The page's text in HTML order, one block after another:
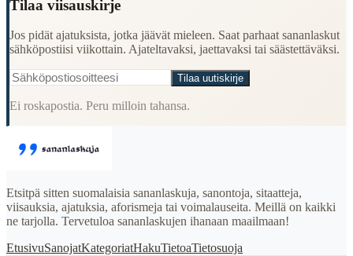
Tilaa viisauskirje
Jos pidät ajatuksista, jotka jäävät mieleen. Saat parhaat sananlaskut
sähköpostiisi viikottain. Ajateltavaksi, jaettavaksi tai säästettäväksi.
Tilaa uutiskirje
Ei roskapostia. Peru milloin tahansa.
Etsitpä sitten suomalaisia sananlaskuja, sanontoja, sitaatteja,
viisauksia, ajatuksia, aforismeja tai voimalauseita. Meillä on kaikki
ne tarjolla. Tervetuloa sananlaskujen ihanaan maailmaan!
EtusivuSanojatKategoriatHakuTietoaTietosuoja